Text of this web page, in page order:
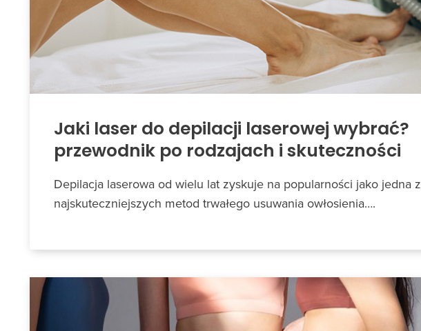
Jaki laser do depilacji laserowej wybrać?
przewodnik po rodzajach i skuteczności
Depilacja laserowa od wielu lat zyskuje na popularności jako jedna z
najskuteczniejszych metod trwałego usuwania owłosienia….